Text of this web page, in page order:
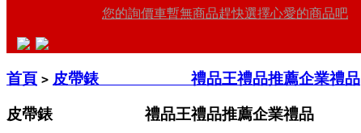
您的詢價車暫無商品趕快選擇心愛的商品吧
首頁 > 皮帶錶 禮品王禮品推薦企業禮品
皮帶錶 禮品王禮品推薦企業禮品